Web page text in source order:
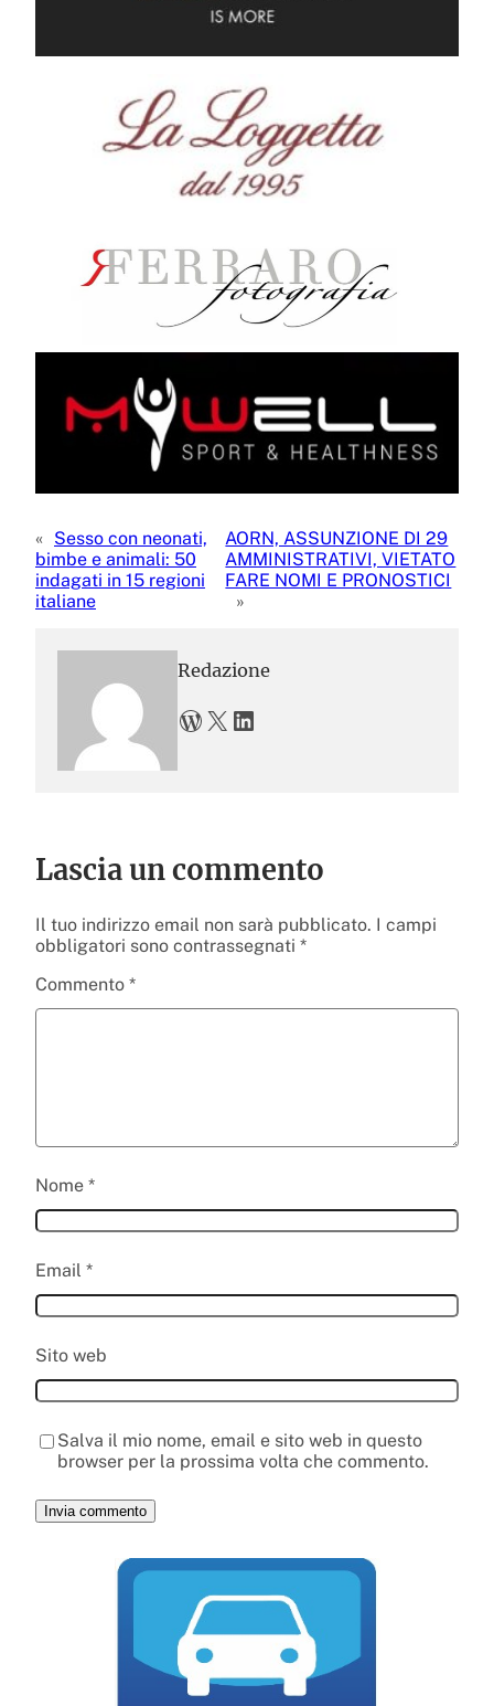
« Sesso con neonati,
bimbe e animali: 50
indagati in 15 regioni
italiane
AORN, ASSUNZIONE DI 29
AMMINISTRATIVI, VIETATO
FARE NOMI E PRONOSTICI
»
Redazione
WordPress X LinkedIn
Lascia un commento
Il tuo indirizzo email non sarà pubblicato. I campi
obbligatori sono contrassegnati *
Commento *
Nome *
Email *
Sito web
Salva il mio nome, email e sito web in questo
browser per la prossima volta che commento.